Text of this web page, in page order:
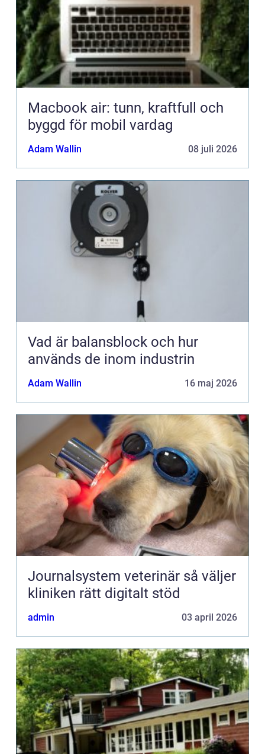
Macbook air: tunn, kraftfull och
byggd för mobil vardag
Adam Wallin 08 juli 2026
Vad är balansblock och hur
används de inom industrin
Adam Wallin 16 maj 2026
Journalsystem veterinär så väljer
kliniken rätt digitalt stöd
admin 03 april 2026